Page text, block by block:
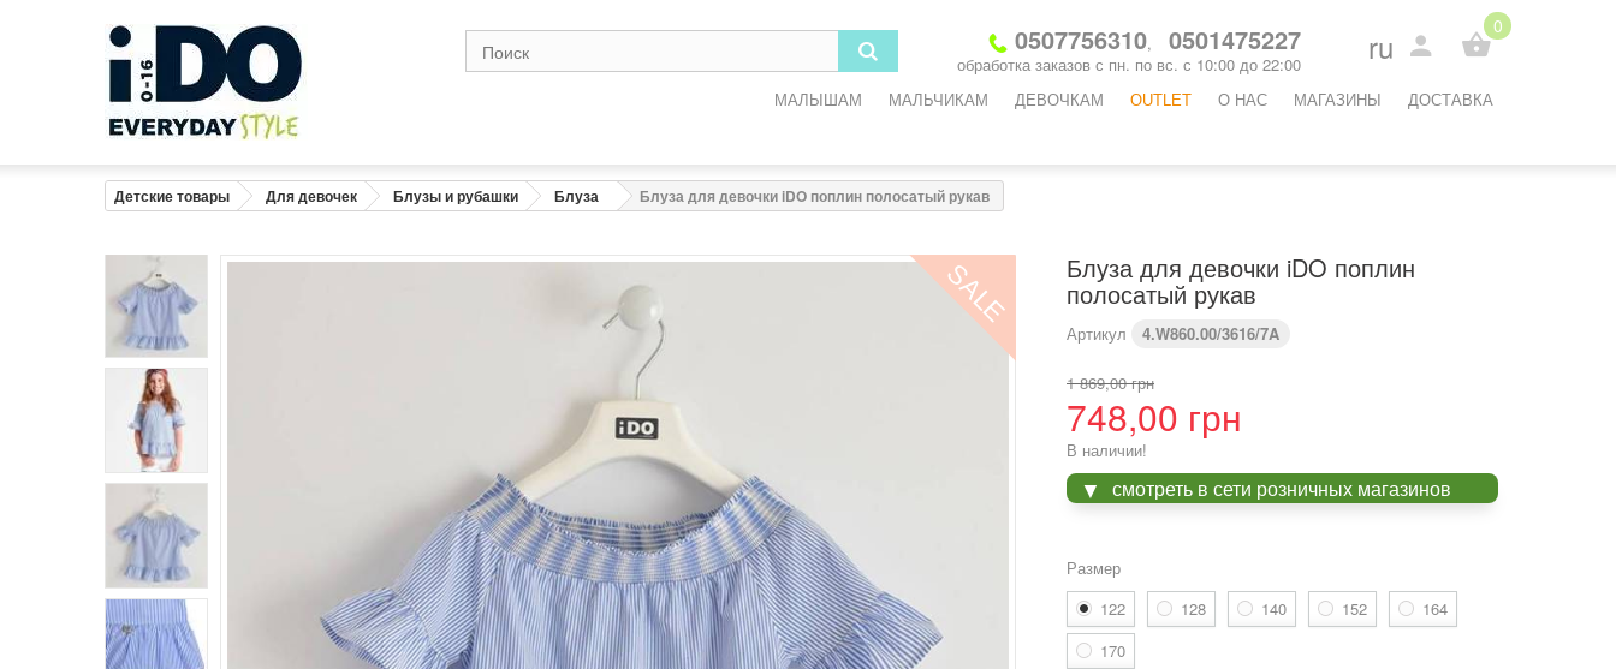
0507756310, 0501475227
обработка заказов с пн. по вс. с 10:00 до 22:00
0
ru
МАЛЫШАМ МАЛЬЧИКАМ ДЕВОЧКАМ OUTLET O НАС МАГАЗИНЫ ДОСТАВКА
Детские товары Для девочек Блузы и рубашки Блуза Блуза для девочки iDO поплин полосатый рукав
SALE Блуза для девочки iDO поплин
полосатый рукав
Артикул 4.W860.00/3616/7A
1 869,00 грн
748,00 грн
В наличии!
смотреть в сети розничных магазинов
Размер
122
128 140 152
164
170
Возраст 0-1 1-3 3-6 6-9 9-12 12-18
Рост (см)
9,2